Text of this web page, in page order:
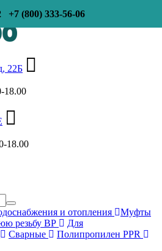
+7 (800) 333-56-06
22Б
18.00
18.00
и отопления
Муфты
резьбу ВР
Для
Сварные
Полипропилен PPR